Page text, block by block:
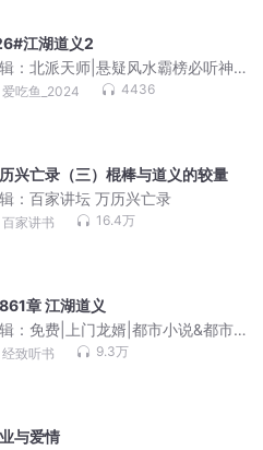
江湖道义2
：北派天师|悬疑风水霸榜必听神作
灵异|VIP免费
爱吃鱼_2024 4436
兴亡录（三）棍棒与道义的较量
：百家讲坛 万历兴亡录
百家讲书 16.4万
章 江湖道义
： 免费|上门龙婿|都市小说&都市生
恩怨情深
经致听书 9.3万
与爱情